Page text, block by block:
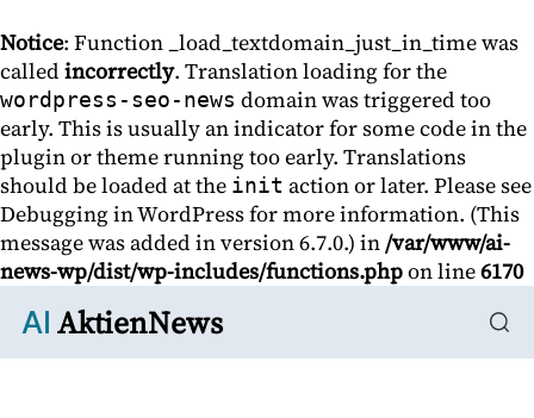
Notice: Function _load_textdomain_just_in_time was
called incorrectly. Translation loading for the
wordpress-seo-news domain was triggered too
early. This is usually an indicator for some code in the
plugin or theme running too early. Translations
should be loaded at the init action or later. Please see
Debugging in WordPressfor more information. (This
message was added in version 6.7.0.) in/var/www/ai-
news-wp/dist/wp-includes/functions.phpon line6170
AI AktienNews